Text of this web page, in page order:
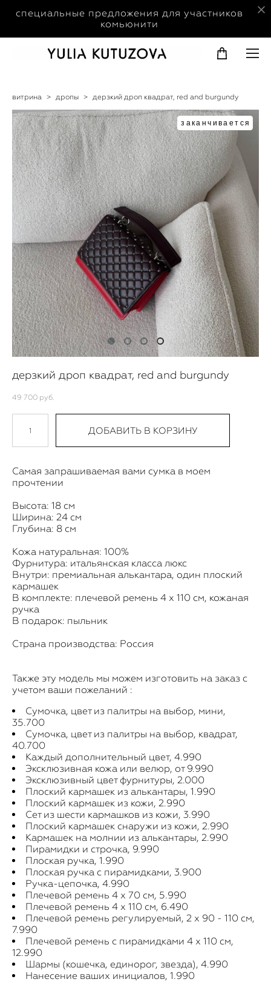
специальные предложения для участников
комьюнити
витрина > дропы > дерзкий дроп квадрат, red and burgundy
заканчивается
дерзкий дроп квадрат, red and burgundy
49 700 pуб.
ДОБАВИТЬ В КОРЗИНУ
Самая запрашиваемая вами сумка в моем
прочтении
Высота: 18 см
Ширина: 24 см
Глубина: 8 см
Кожа натуральная: 100%
Фурнитура: итальянская класса люкс
Внутри: премиальная алькантара, один плоский
кармашек
В комплекте: плечевой ремень 4 х 110 см, кожаная
ручка
В подарок: пыльник
Страна производства: Россия
Также эту модель мы можем изготовить на заказ с
учетом ваши пожеланий :
Сумочка, цвет из палитры на выбор, мини,
35.700
Сумочка, цвет из палитры на выбор, квадрат,
40.700
Каждый дополнительный цвет, 4.990
Эксклюзивная кожа или велюр, от 9.990
Эксклюзивный цвет фурнитуры, 2.000
Плоский кармашек из алькантары, 1.990
Плоский кармашек из кожи, 2.990
Сет из шести кармашков из кожи, 3.990
Плоский кармашек снаружи из кожи, 2.990
Кармашек на молнии из алькантары, 2.990
Пирамидки и строчка, 9.990
Плоская ручка, 1.990
Плоская ручка с пирамидками, 3.900
Ручка-цепочка, 4.990
Плечевой ремень 4 х 70 см, 5.990
Плечевой ремень 4 х 110 см, 6.490
Плечевой ремень регулируемый, 2 х 90 - 110 см,
7.990
Плечевой ремень c пирамидками 4 х 110 см,
12.990
Шармы (кошечка, единорог, звезда), 4.990
Нанесение ваших инициалов, 1.990